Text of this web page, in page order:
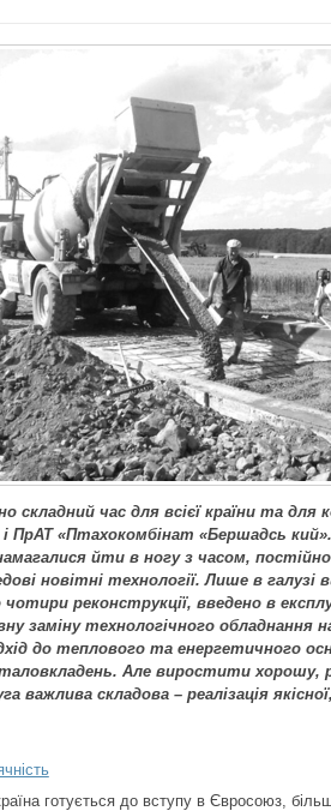
складний час для всієї країни та для
ПрАТ «Птахокомбінат «Бершадсь
йти в ногу з часом,
новітні технології. Лише в галузі
реконструкції, введено в
заміну технологічного обладнання
до теплового та енергетичного
Але виростити
важлива складова – реалізація
готується до вступу в Євросоюз,